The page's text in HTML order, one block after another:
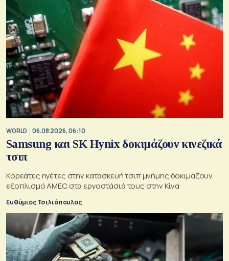
WORLD 06.08.2026, 06:10
Samsung και SK Hynix δοκιμάζουν κινεζικά
τσιπ
Κορεάτες ηγέτες στην κατασκευή τσιπ μνήμης δοκιμάζουν
εξοπλισμό AMEC στα εργοστάσιά τους στην Κίνα
Ευθύμιος Τσιλιόπουλος